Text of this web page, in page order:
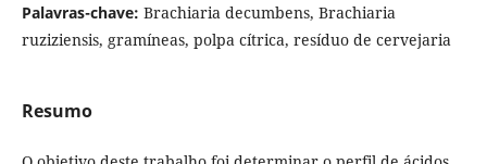
Palavras-chave: Brachiaria decumbens, Brachiaria
ruziziensis, gramíneas, polpa cítrica, resíduo de cervejaria
Resumo